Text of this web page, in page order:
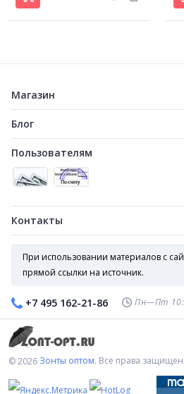
Магазин
Блог
Пользователям
Контакты
При использовании материалов с
прямой ссылки на источник.
+7 495 162-21-86 Пн—Пт
© 2026 Зонты оптом. Все права